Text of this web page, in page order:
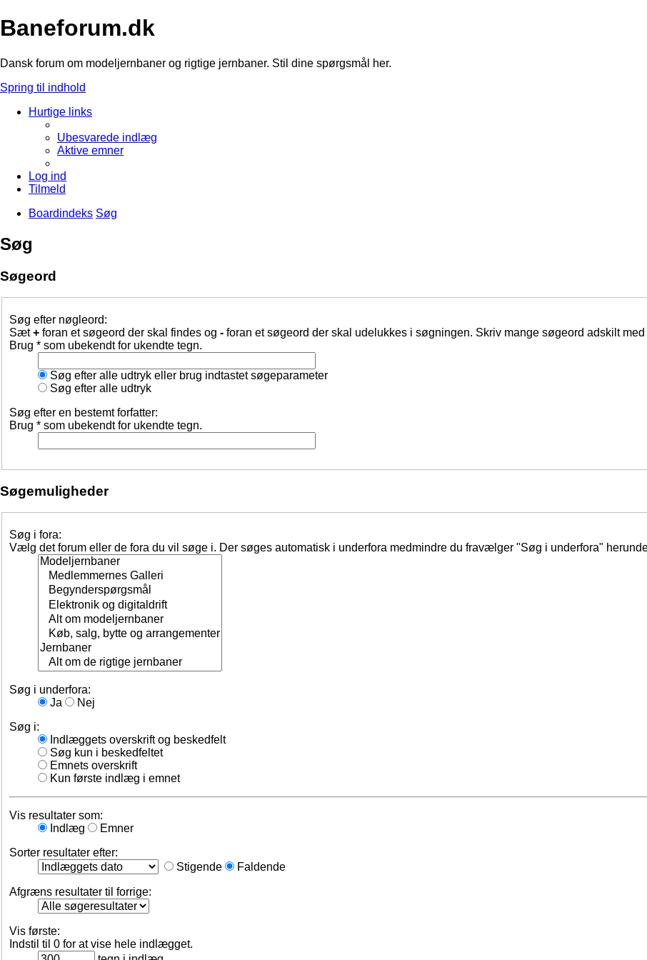
Baneforum.dk
Dansk forum om modeljernbaner og rigtige jernbaner. Stil dine spørgsmål her.
Spring til indhold
Hurtige links
Ubesvarede indlæg
Aktive emner
Log ind
Tilmeld
Boardindeks Søg
Søg
Søgeord
Søg efter nøgleord:
Sæt+ foran et søgeord der skal findes og - foran et søgeord der skal udelukkes i søgningen. Skriv mange søgeord adskilt med
Brug * som ubekendt for ukendte tegn.
Søg efter alle udtryk eller brug indtastet søgeparameter
Søg efter alle udtryk
Søg efter en bestemt forfatter:
Brug * som ubekendt for ukendte tegn.
Søgemuligheder
Søg i fora:
Vælg det forum eller de fora du vil søge i. Der søges automatisk i underfora medmindre du fravælger "Søg i underfora"
Søg i underfora:
Ja
Nej
Søg i:
Indlæggets overskrift og beskedfelt
Søg kun i beskedfeltet
Emnets overskrift
Kun første indlæg i emnet
Vis resultater som:
Indlæg
Emner
Sorter resultater efter:
Stigende
Faldende
Afgræns resultater til forrige:
Vis første:
Indstil til 0 for at vise hele indlægget.